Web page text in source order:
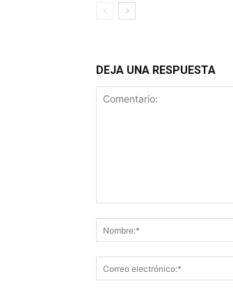
DEJA UNA RESPUESTA